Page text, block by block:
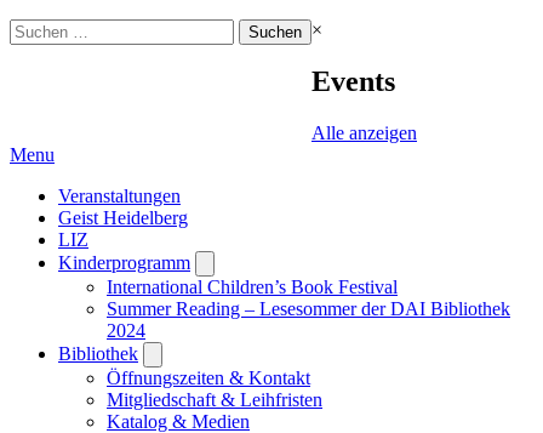
Suchen
nach:
×
Events
Alle anzeigen
Menu
Veranstaltungen
Geist Heidelberg
LIZ
Kinderprogramm
submenu
International Children’s Book Festival
Summer Reading – Lesesommer der DAI Bibliothek
2024
Bibliothek
submenu
Öffnungszeiten & Kontakt
Mitgliedschaft & Leihfristen
Katalog & Medien